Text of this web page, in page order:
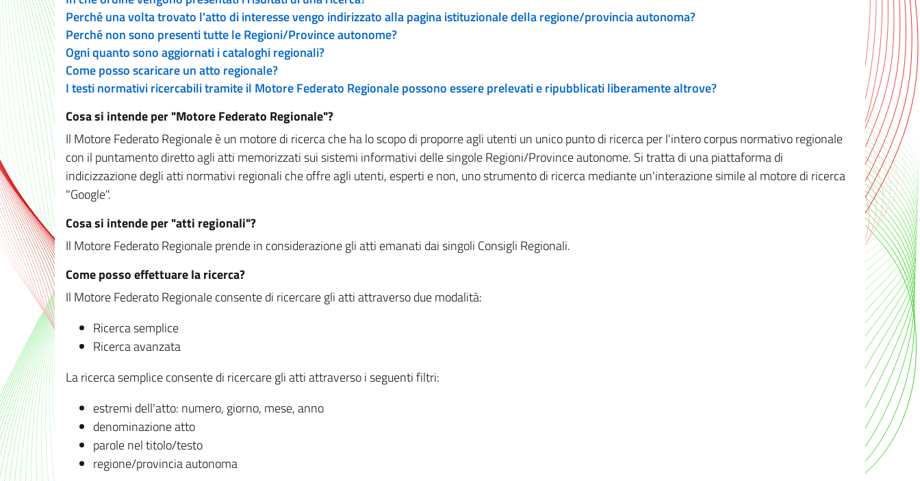
Perché una volta trovato l'atto di interesse vengo indirizzato alla pagina istituzionale della regione/provincia autonoma?
Perché non sono presenti tutte le Regioni/Province autonome?
Ogni quanto sono aggiornati i cataloghi regionali?
Come posso scaricare un atto regionale?
I testi normativi ricercabili tramite il Motore Federato Regionale possono essere prelevati e ripubblicati liberamente altrove?
Cosa si intende per "Motore Federato Regionale"?
Il Motore Federato Regionale è un motore di ricerca che ha lo scopo di proporre agli utenti un unico punto di ricerca per l'intero corpus normativo regionale
con il puntamento diretto agli atti memorizzati sui sistemi informativi delle singole Regioni/Province autonome. Si tratta di una piattaforma di
indicizzazione degli atti normativi regionali che offre agli utenti, esperti e non, uno strumento di ricerca mediante un'interazione simile al motore di ricerca
"Google".
Cosa si intende per "atti regionali"?
Il Motore Federato Regionale prende in considerazione gli atti emanati dai singoli Consigli Regionali.
Come posso effettuare la ricerca?
Il Motore Federato Regionale consente di ricercare gli atti attraverso due modalità:
Ricerca semplice
Ricerca avanzata
La ricerca semplice consente di ricercare gli atti attraverso i seguenti filtri:
estremi dell'atto: numero, giorno, mese, anno
denominazione atto
parole nel titolo/testo
regione/provincia autonoma